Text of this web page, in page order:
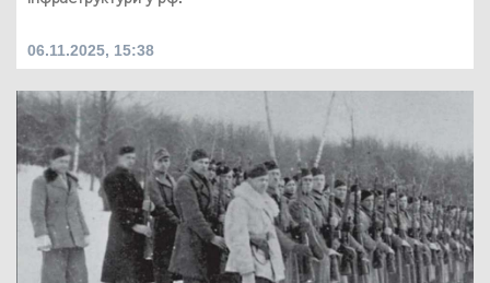
06.11.2025, 15:38